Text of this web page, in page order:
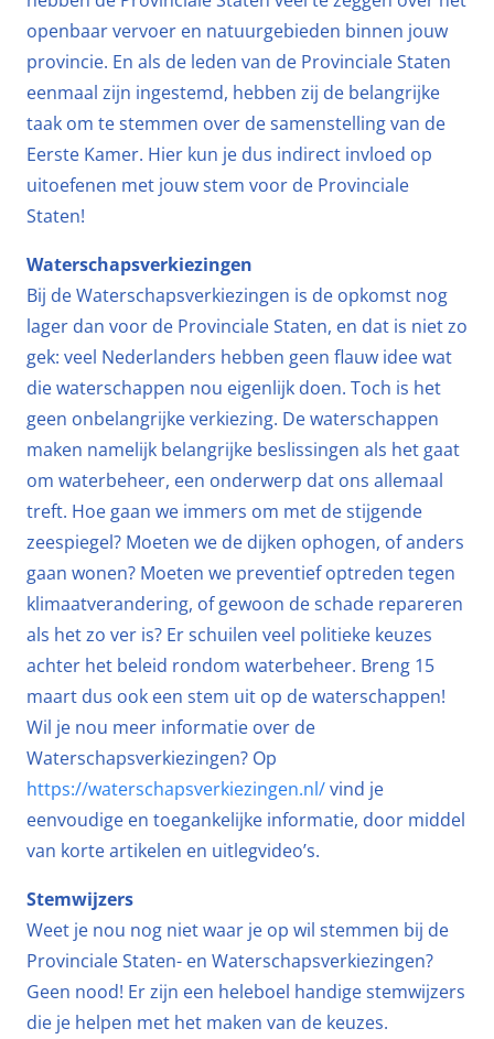
openbaar vervoer en natuurgebieden binnen jouw
provincie. En als de leden van de Provinciale Staten
eenmaal zijn ingestemd, hebben zij de belangrijke
taak om te stemmen over de samenstelling van de
Eerste Kamer. Hier kun je dus indirect invloed op
uitoefenen met jouw stem voor de Provinciale
Staten!
Waterschapsverkiezingen
Bij de Waterschapsverkiezingen is de opkomst nog
lager dan voor de Provinciale Staten, en dat is niet zo
gek: veel Nederlanders hebben geen flauw idee wat
die waterschappen nou eigenlijk doen. Toch is het
geen onbelangrijke verkiezing. De waterschappen
maken namelijk belangrijke beslissingen als het gaat
om waterbeheer, een onderwerp dat ons allemaal
treft. Hoe gaan we immers om met de stijgende
zeespiegel? Moeten we de dijken ophogen, of anders
gaan wonen? Moeten we preventief optreden tegen
klimaatverandering, of gewoon de schade repareren
als het zo ver is? Er schuilen veel politieke keuzes
achter het beleid rondom waterbeheer. Breng 15
maart dus ook een stem uit op de waterschappen!
Wil je nou meer informatie over de
Waterschapsverkiezingen? Op
https://waterschapsverkiezingen.nl/vind je
eenvoudige en toegankelijke informatie, door middel
van korte artikelen en uitlegvideo’s.
Stemwijzers
Weet je nou nog niet waar je op wil stemmen bij de
Provinciale Staten- en Waterschapsverkiezingen?
Geen nood! Er zijn een heleboel handige stemwijzers
die je helpen met het maken van de keuzes.